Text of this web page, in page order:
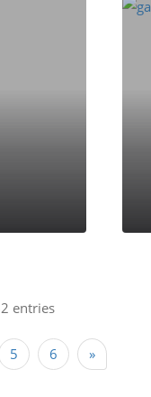
entries
5 6 »